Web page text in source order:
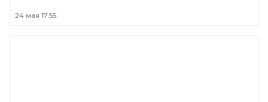
24 мая 17:55